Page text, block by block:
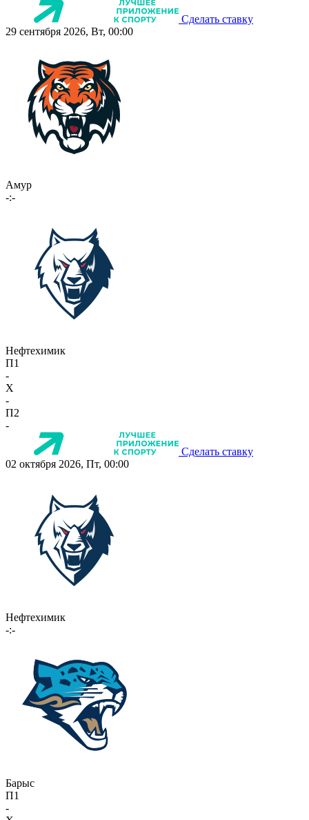
Сделать ставку
29 сентября 2026, Вт, 00:00
Амур
-:-
Нефтехимик
П1
-
X
-
П2
-
Сделать ставку
02 октября 2026, Пт, 00:00
Нефтехимик
-:-
Барыс
П1
-